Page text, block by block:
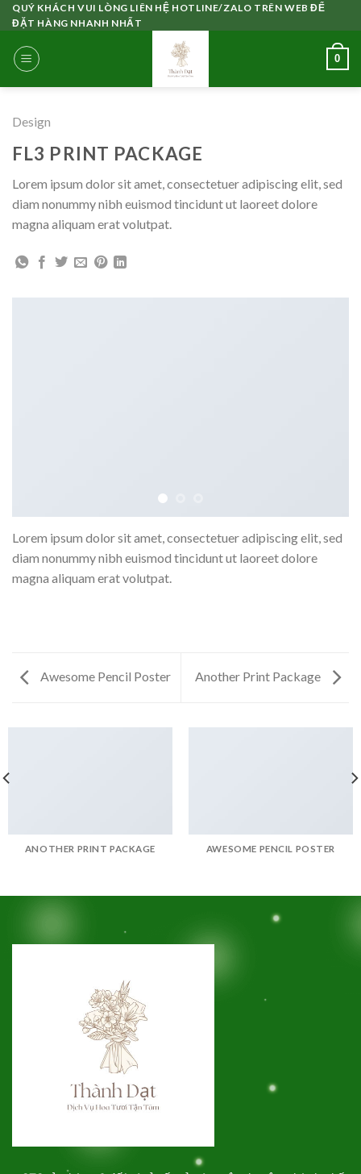
Skip
to
content
QUÝ KHÁCH VUI LÒNG LIÊN HỆ HOTLINE/ZALO TRÊN WEB ĐỂ
ĐẶT HÀNG NHANH NHẤT
0
Design
FL3 PRINT PACKAGE
Lorem ipsum dolor sit amet, consectetuer adipiscing elit, sed
diam nonummy nibh euismod tincidunt ut laoreet dolore
magna aliquam erat volutpat.
Lorem ipsum dolor sit amet, consectetuer adipiscing elit, sed
diam nonummy nibh euismod tincidunt ut laoreet dolore
magna aliquam erat volutpat.
Awesome Pencil Poster Another Print Package
ANOTHER PRINT PACKAGE AWESOME PENCIL POSTER